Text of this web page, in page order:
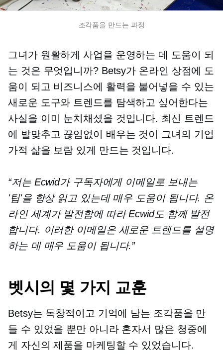
조각품을 만드는 과정
그녀가 원활하게 사업을 운영하는 데 도움이 되
는 것은 무엇입니까? Betsy가 온라인 상점에 도
움이 되고 비즈니스에 활력을 불어넣을 수 있는
새로운 도구와 트렌드를 탐색하고 싶어한다는
사실을 이미 눈치채셨을 것입니다. 최신 트렌드
에 발맞추고 끊임없이 배우는 것이 그녀의 기업
가적 삶을 보람 있게 만드는 것입니다.
“저는 Ecwid가 구독자에게 이메일로 보내는
'팁'을 항상 읽고 있는데 매우 도움이 됩니다. 온
라인 세계가 발전함에 따라 Ecwid도 함께 발전
합니다. 이러한 이메일은 새로운 트렌드를 설명
하는 데 매우 도움이 됩니다.”
벳시의 몇 가지 교훈
Betsy는 독창적이고 기억에 남는 조각품을 만
들 수 있었을 뿐만 아니라 혼자서 많은 청중에
게 자신의 제품을 마케팅할 수 있었습니다.